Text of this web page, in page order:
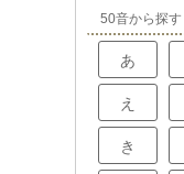
50音から探す
あ
え
き